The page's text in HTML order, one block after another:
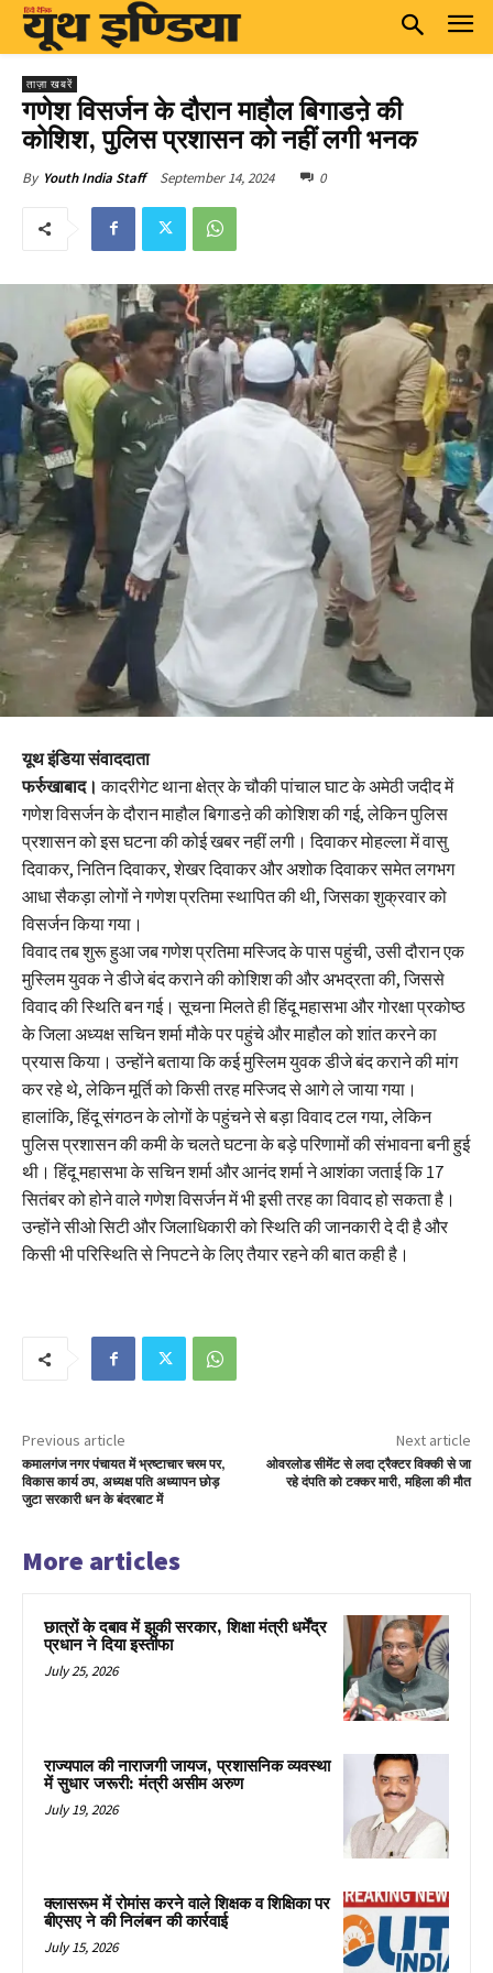
ताज़ा खबरें
गणेश विसर्जन के दौरान माहौल बिगाडऩे की
कोशिश, पुलिस प्रशासन को नहीं लगी भनक
By Youth India Staff September 14, 2024 0
यूथ इंडिया संवाददाता
फर्रुखाबाद। कादरीगेट थाना क्षेत्र के चौकी पांचाल घाट के अमेठी जदीद में
गणेश विसर्जन के दौरान माहौल बिगाडऩे की कोशिश की गई, लेकिन पुलिस
प्रशासन को इस घटना की कोई खबर नहीं लगी। दिवाकर मोहल्ला में वासु
दिवाकर, नितिन दिवाकर, शेखर दिवाकर और अशोक दिवाकर समेत लगभग
आधा सैकड़ा लोगों ने गणेश प्रतिमा स्थापित की थी, जिसका शुक्रवार को
विसर्जन किया गया।
विवाद तब शुरू हुआ जब गणेश प्रतिमा मस्जिद के पास पहुंची, उसी दौरान एक
मुस्लिम युवक ने डीजे बंद कराने की कोशिश की और अभद्रता की, जिससे
विवाद की स्थिति बन गई। सूचना मिलते ही हिंदू महासभा और गोरक्षा प्रकोष्ठ
के जिला अध्यक्ष सचिन शर्मा मौके पर पहुंचे और माहौल को शांत करने का
प्रयास किया। उन्होंने बताया कि कई मुस्लिम युवक डीजे बंद कराने की मांग
कर रहे थे, लेकिन मूर्ति को किसी तरह मस्जिद से आगे ले जाया गया।
हालांकि, हिंदू संगठन के लोगों के पहुंचने से बड़ा विवाद टल गया, लेकिन
पुलिस प्रशासन की कमी के चलते घटना के बड़े परिणामों की संभावना बनी हुई
थी। हिंदू महासभा के सचिन शर्मा और आनंद शर्मा ने आशंका जताई कि 17
सितंबर को होने वाले गणेश विसर्जन में भी इसी तरह का विवाद हो सकता है।
उन्होंने सीओ सिटी और जिलाधिकारी को स्थिति की जानकारी दे दी है और
किसी भी परिस्थिति से निपटने के लिए तैयार रहने की बात कही है।
Previous article
कमालगंज नगर पंचायत में भ्रष्टाचार चरम पर,
विकास कार्य ठप, अध्यक्ष पति अध्यापन छोड़
जुटा सरकारी धन के बंदरबाट में
Next article
ओवरलोड सीमेंट से लदा ट्रैक्टर विक्की से जा
रहे दंपति को टक्कर मारी, महिला की मौत
More articles
छात्रों के दबाव में झुकी सरकार, शिक्षा मंत्री धर्मेंद्र
प्रधान ने दिया इस्तीफा
July 25, 2026
राज्यपाल की नाराजगी जायज, प्रशासनिक व्यवस्था
में सुधार जरूरी: मंत्री असीम अरुण
July 19, 2026
क्लासरूम में रोमांस करने वाले शिक्षक व शिक्षिका पर
बीएसए ने की निलंबन की कार्रवाई
July 15, 2026